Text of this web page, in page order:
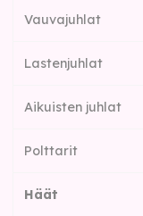
Vauvajuhlat
Lastenjuhlat
Aikuisten juhlat
Polttarit
Häät